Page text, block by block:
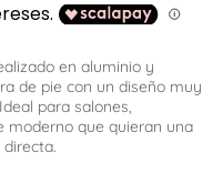
en aluminio y
de pie con un diseño muy
para salones,
moderno que quieran una
directa.